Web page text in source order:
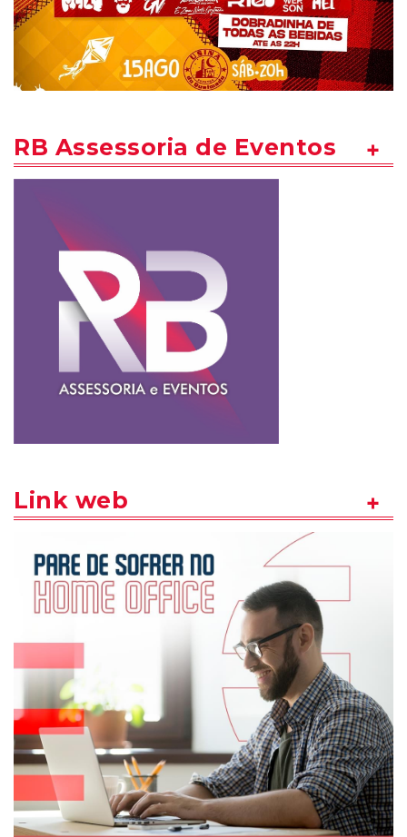
RB Assessoria de Eventos
Link web